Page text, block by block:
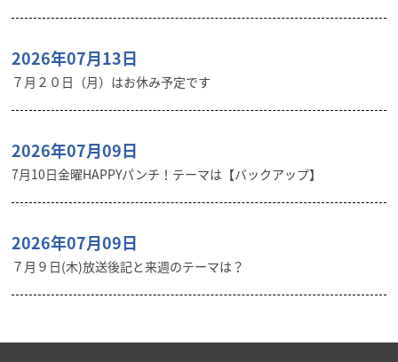
2026年07月13日
７月２０日（月）はお休み予定です
2026年07月09日
7月10日金曜HAPPYパンチ！テーマは【バックアップ】
2026年07月09日
７月９日(木)放送後記と来週のテーマは？